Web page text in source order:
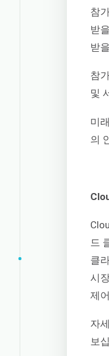
참
받
받
참
및
미
의
드
클
시
제
자
보